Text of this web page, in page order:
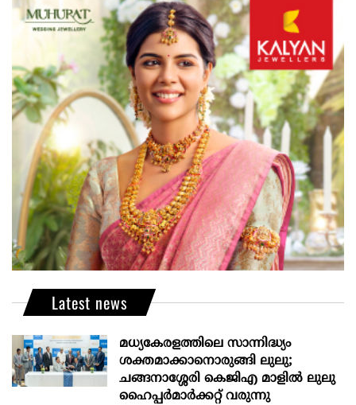
Latest news
മധ്യകേരളത്തിലെ സാന്നിദ്ധ്യം
ശക്തമാക്കാനൊരുങ്ങി ലുലു;
ചങ്ങനാശ്ശേരി കെജിഎ മാളിൽ ലുലു
ഹൈപ്പർമാർക്കറ്റ് വരുന്നു